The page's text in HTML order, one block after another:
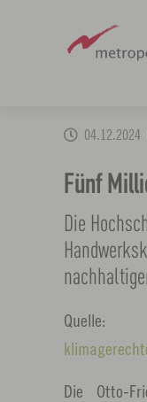
Hauptinhalt
04.12.2024
Fünf
Die
Die Otto-